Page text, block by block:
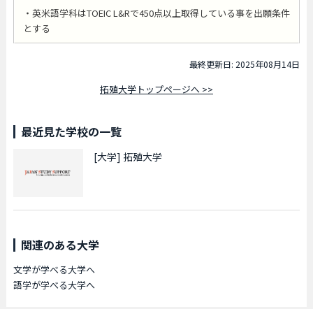
・英米語学科はTOEIC L&Rで450点以上取得している事を出願条件
とする
最終更新日: 2025年08月14日
拓殖大学トップページへ >>
最近見た学校の一覧
[大学] 拓殖大学
関連のある大学
文学が学べる大学へ
語学が学べる大学へ